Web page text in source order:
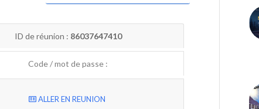
ID de réunion : 86037647410
Code / mot de passe :
ALLER EN REUNION